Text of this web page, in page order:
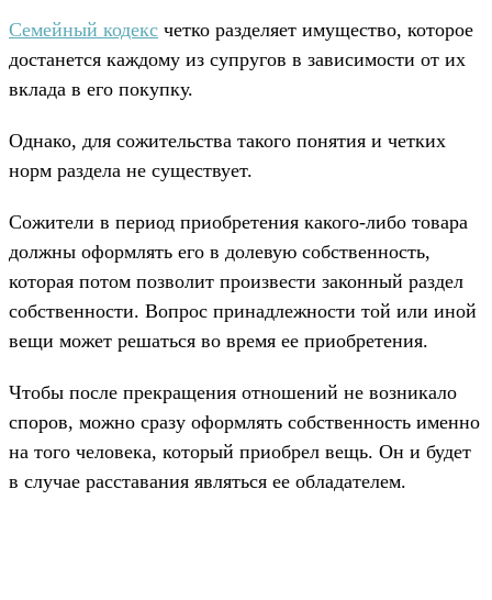
Семейный кодекс четко разделяет имущество, которое
достанется каждому из супругов в зависимости от их
вклада в его покупку.
Однако, для сожительства такого понятия и четких
норм раздела не существует.
Сожители в период приобретения какого-либо товара
должны оформлять его в долевую собственность,
которая потом позволит произвести законный раздел
собственности. Вопрос принадлежности той или иной
вещи может решаться во время ее приобретения.
Чтобы после прекращения отношений не возникало
споров, можно сразу оформлять собственность именно
на того человека, который приобрел вещь. Он и будет
в случае расставания являться ее обладателем.